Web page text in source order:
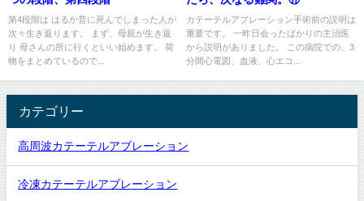
第4段階は はるか昔に死んでしまった人が
次々生き返ります。 まず、母親が生き返
り 母さんの所に行くといい始めます。 荷
物をまとめているので...
カテーテルアブレーション手術前の説明は
重要です。 一昨日会ったばかりの主治医
から説明がありました。 この病院での、3
分間心電図、血液、心エコ...
カテゴリー
高周波カテーテルアブレーション
冷凍カテーテルアブレーション